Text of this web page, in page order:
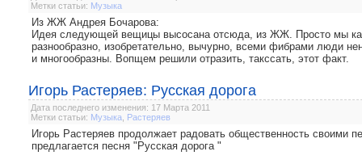
Метки статьи: Музыка
Из ЖЖ Андрея Бочарова:
Идея следующей вещицы высосана отсюда, из ЖЖ. Просто мы
разнообразно, изобретательно, вычурно, всеми фибрами люди
и многообразны. Вопщем решили отразить, такссать, этот факт.
Игорь Растеряев: Русская дорога
Дата последнего изменения: 17 Марта 2011
Метки статьи: Музыка Растеряев
Игорь Растеряев продолжает радовать общественность своими
предлагается песня "Русская дорога "